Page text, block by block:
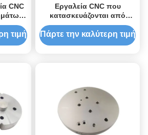
CNC
τιμή
Εργαλεία CNC που
κατασκευάζονται από
μεταλλικά εργασιακά μέρη
από ίνες άνθρακα
Εργαλεία CNC ακριβείας
Πάρτε την καλύτερη τιμή